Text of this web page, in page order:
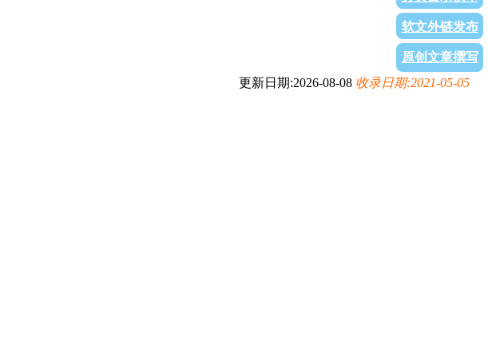
软文外链发布
原创文章撰写
更新日期:2026-08-08 收录日期:2021-05-05